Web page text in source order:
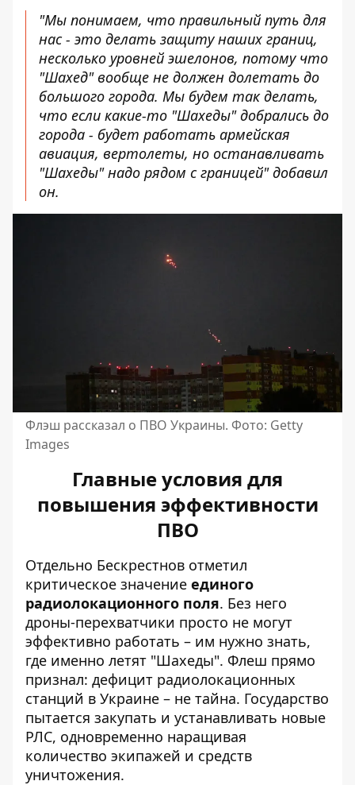
"Мы понимаем, что правильный путь для
нас - это делать защиту наших границ,
несколько уровней эшелонов, потому что
"Шахед" вообще не должен долетать до
большого города. Мы будем так делать,
что если какие-то "Шахеды" добрались до
города - будет работать армейская
авиация, вертолеты, но останавливать
"Шахеды" надо рядом с границей" добавил
он.
Флэш рассказал о ПВО Украины. Фото: Getty
Images
Главные условия для
повышения эффективности
ПВО
Отдельно Бескрестнов отметил
критическое значение единого
радиолокационного поля. Без него
дроны-перехватчики просто не могут
эффективно работать – им нужно знать,
где именно летят "Шахеды". Флеш прямо
признал: дефицит радиолокационных
станций в Украине – не тайна. Государство
пытается закупать и устанавливать новые
РЛС, одновременно наращивая
количество экипажей и средств
уничтожения.